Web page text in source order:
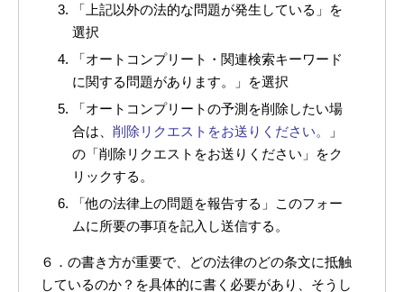
「上記以外の法的な問題が発生している」を
選択
「オートコンプリート・関連検索キーワード
に関する問題があります。」を選択
「オートコンプリートの予測を削除したい場
合は、 削除リクエストをお送りください。
」
の「削除リクエストをお送りください」をク
リックする。
「他の法律上の問題を報告する」このフォー
ムに所要の事項を記入し送信する。
６．の書き方が重要で、どの法律のどの条文に抵触
しているのか？を具体的に書く必要があり、そうし